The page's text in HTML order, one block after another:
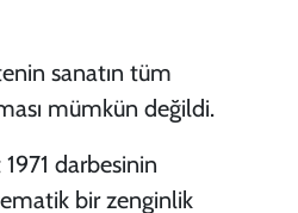
sanatın tüm
mümkün değildi.
darbesinin
bir zenginlik